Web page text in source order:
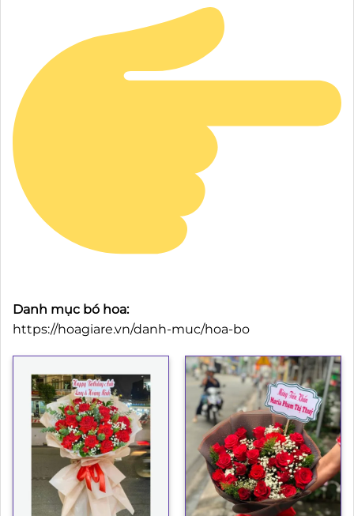
Danh mục bó hoa:
https://hoagiare.vn/danh-muc/hoa-bo